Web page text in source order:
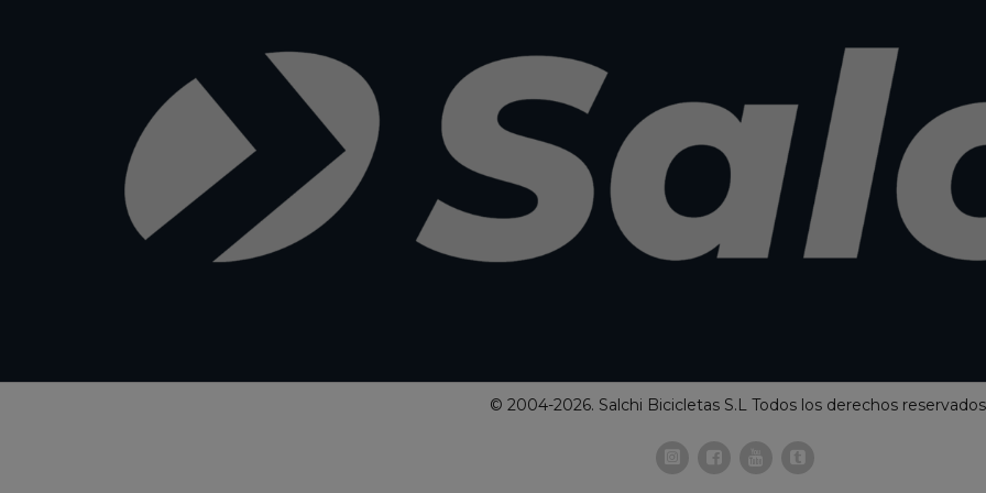
© 2004-2026. Salchi Bicicletas S.L Todos los derechos